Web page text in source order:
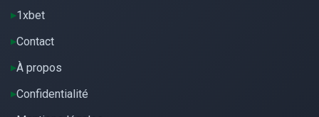
1xbet
Contact
À propos
Confidentialité